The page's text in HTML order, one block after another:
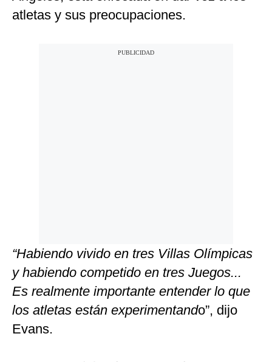
atletas y sus preocupaciones.
“Habiendo vivido en tres Villas Olímpicas
y habiendo competido en tres Juegos...
Es realmente importante entender lo que
los atletas están experimentando”, dijo
Evans.